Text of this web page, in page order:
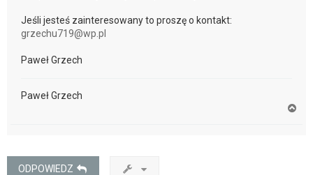
Jeśli jesteś zainteresowany to proszę o kontakt:
grzechu719@wp.pl
Paweł Grzech
Paweł Grzech
ODPOWIEDZ